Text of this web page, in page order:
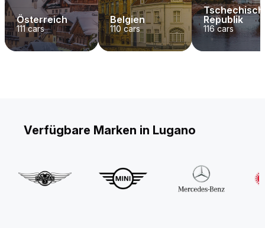
Österreich
111cars
Belgien
110 cars
Republik
116cars
Verfügbare Marken in Lugano